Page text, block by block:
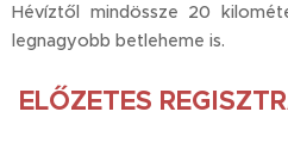
Hévíztől mindössze 20
legnagyobb betleheme is.
ELŐZETES